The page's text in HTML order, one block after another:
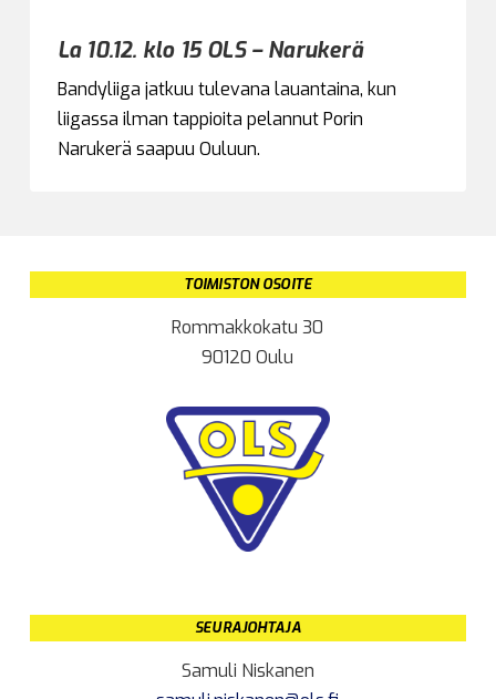
La 10.12. klo 15 OLS – Narukerä
Bandyliiga jatkuu tulevana lauantaina, kun
liigassa ilman tappioita pelannut Porin
Narukerä saapuu Ouluun.
TOIMISTON OSOITE
Rommakkokatu 30
90120 Oulu
SEURAJOHTAJA
Samuli Niskanen